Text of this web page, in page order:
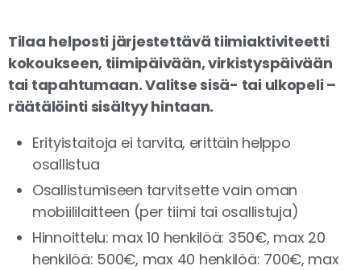
Tilaa helposti järjestettävä tiimiaktiviteetti
kokoukseen, tiimipäivään, virkistyspäivään
tai tapahtumaan. Valitse sisä- tai ulkopeli –
räätälöinti sisältyy hintaan.
Erityistaitoja ei tarvita, erittäin helppo
osallistua
Osallistumiseen tarvitsette vain oman
mobiililaitteen (per tiimi tai osallistuja)
Hinnoittelu: max 10 henkilöä: 350€, max 20
henkilöä: 500€, max 40 henkilöä: 700€, max